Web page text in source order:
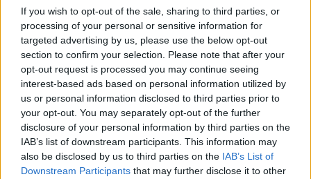
If you wish to opt-out of the sale, sharing to third parties, or
processing of your personal or sensitive information for
targeted advertising by us, please use the below opt-out
section to confirm your selection. Please note that after your
opt-out request is processed you may continue seeing
interest-based ads based on personal information utilized by
us or personal information disclosed to third parties prior to
your opt-out. You may separately opt-out of the further
disclosure of your personal information by third parties on the
IAB’s list of downstream participants. This information may
also be disclosed by us to third parties on the IAB’s List of
Downstream Participants that may further disclose it to other
Sport,Matteo Morettoha dato le ultime
questione, rivelando come l'agente del giocatore
sia a Milano pronto per andare a chiudere anche
sotto il punto di vista dell'accordo tra club e
giocatore. Marco Palestra è reduce da una
stagione importante, dove ha giocato 37 partite
segnando un gol e 4 assist.